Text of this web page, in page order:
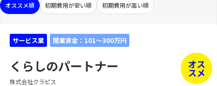
オススメ順 初期費用が安い順 初期費用が高い順
サービス業 開業資金：101～300万円
オス
スメ
くらしのパートナー
株式会社クラピス